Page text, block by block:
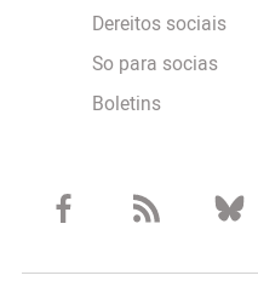
Dereitos sociais
So para socias
Boletins